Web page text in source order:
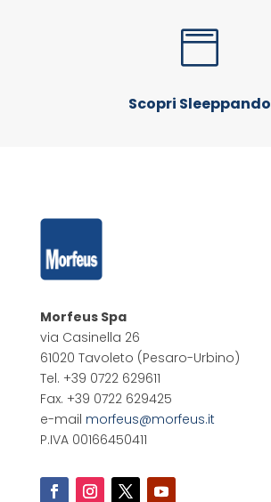

Scopri Sleeppando
Morfeus Spa
via Casinella 26
61020 Tavoleto (Pesaro-Urbino)
Tel. +39 0722 629611
Fax. +39 0722 629425
e-mail morfeus@morfeus.it
P.IVA 00166450411